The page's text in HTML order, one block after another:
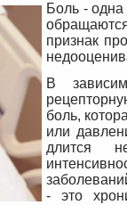
Боль -
признак
В
боль,
или
длится
- это